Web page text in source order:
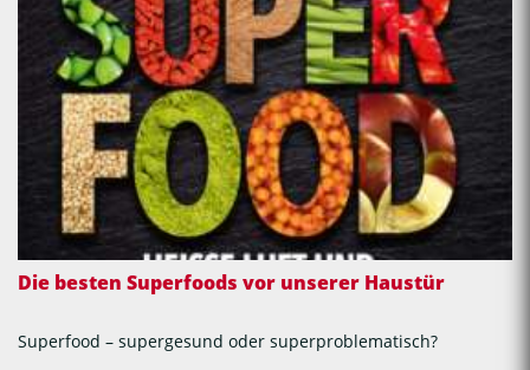
Die besten Superfoods vor unserer Haustür
Superfood – supergesund oder superproblematisch?